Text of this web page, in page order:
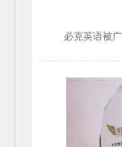
必克英语被